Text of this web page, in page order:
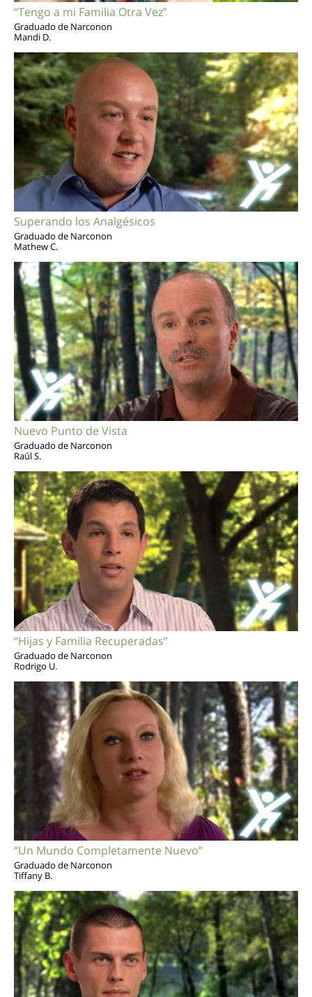
“Tengo a mi Familia Otra Vez”
Graduado de Narconon
Mandi D.
Superando los Analgésicos
Graduado de Narconon
Mathew C.
Nuevo Punto de Vista
Graduado de Narconon
Raúl S.
“Hijas y Familia Recuperadas”
Graduado de Narconon
Rodrigo U.
“Un Mundo Completamente Nuevo”
Graduado de Narconon
Tiffany B.